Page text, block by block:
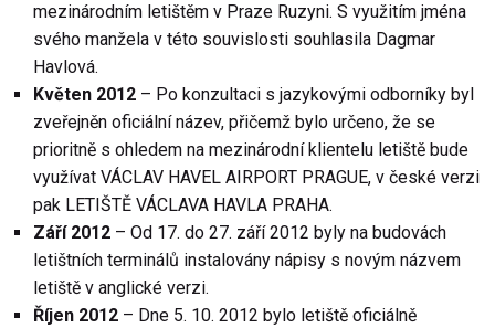
mezinárodním letištěm v Praze Ruzyni. S využitím jména
svého manžela v této souvislosti souhlasila Dagmar
Havlová.
Květen 2012 – Po konzultaci s jazykovými odborníky byl
zveřejněn oficiální název, přičemž bylo určeno, že se
prioritně s ohledem na mezinárodní klientelu letiště bude
využívat VÁCLAV HAVEL AIRPORT PRAGUE, v české verzi
pak LETIŠTĚ VÁCLAVA HAVLA PRAHA.
Září 2012 – Od 17. do 27. září 2012 byly na budovách
letištních terminálů instalovány nápisy s novým názvem
letiště v anglické verzi.
Říjen 2012 – Dne 5. 10. 2012 bylo letiště oficiálně